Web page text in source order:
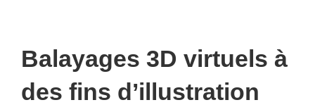
Balayages 3D virtuels à
des fins d’illustration